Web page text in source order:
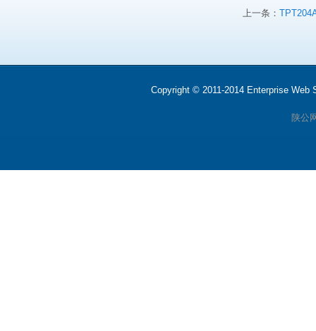
上一条：
Copyright © 2011-2014 Enterprise
陕公